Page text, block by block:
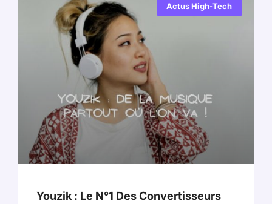
Actus High-Tech
Youzik : Le N°1 Des Convertisseurs